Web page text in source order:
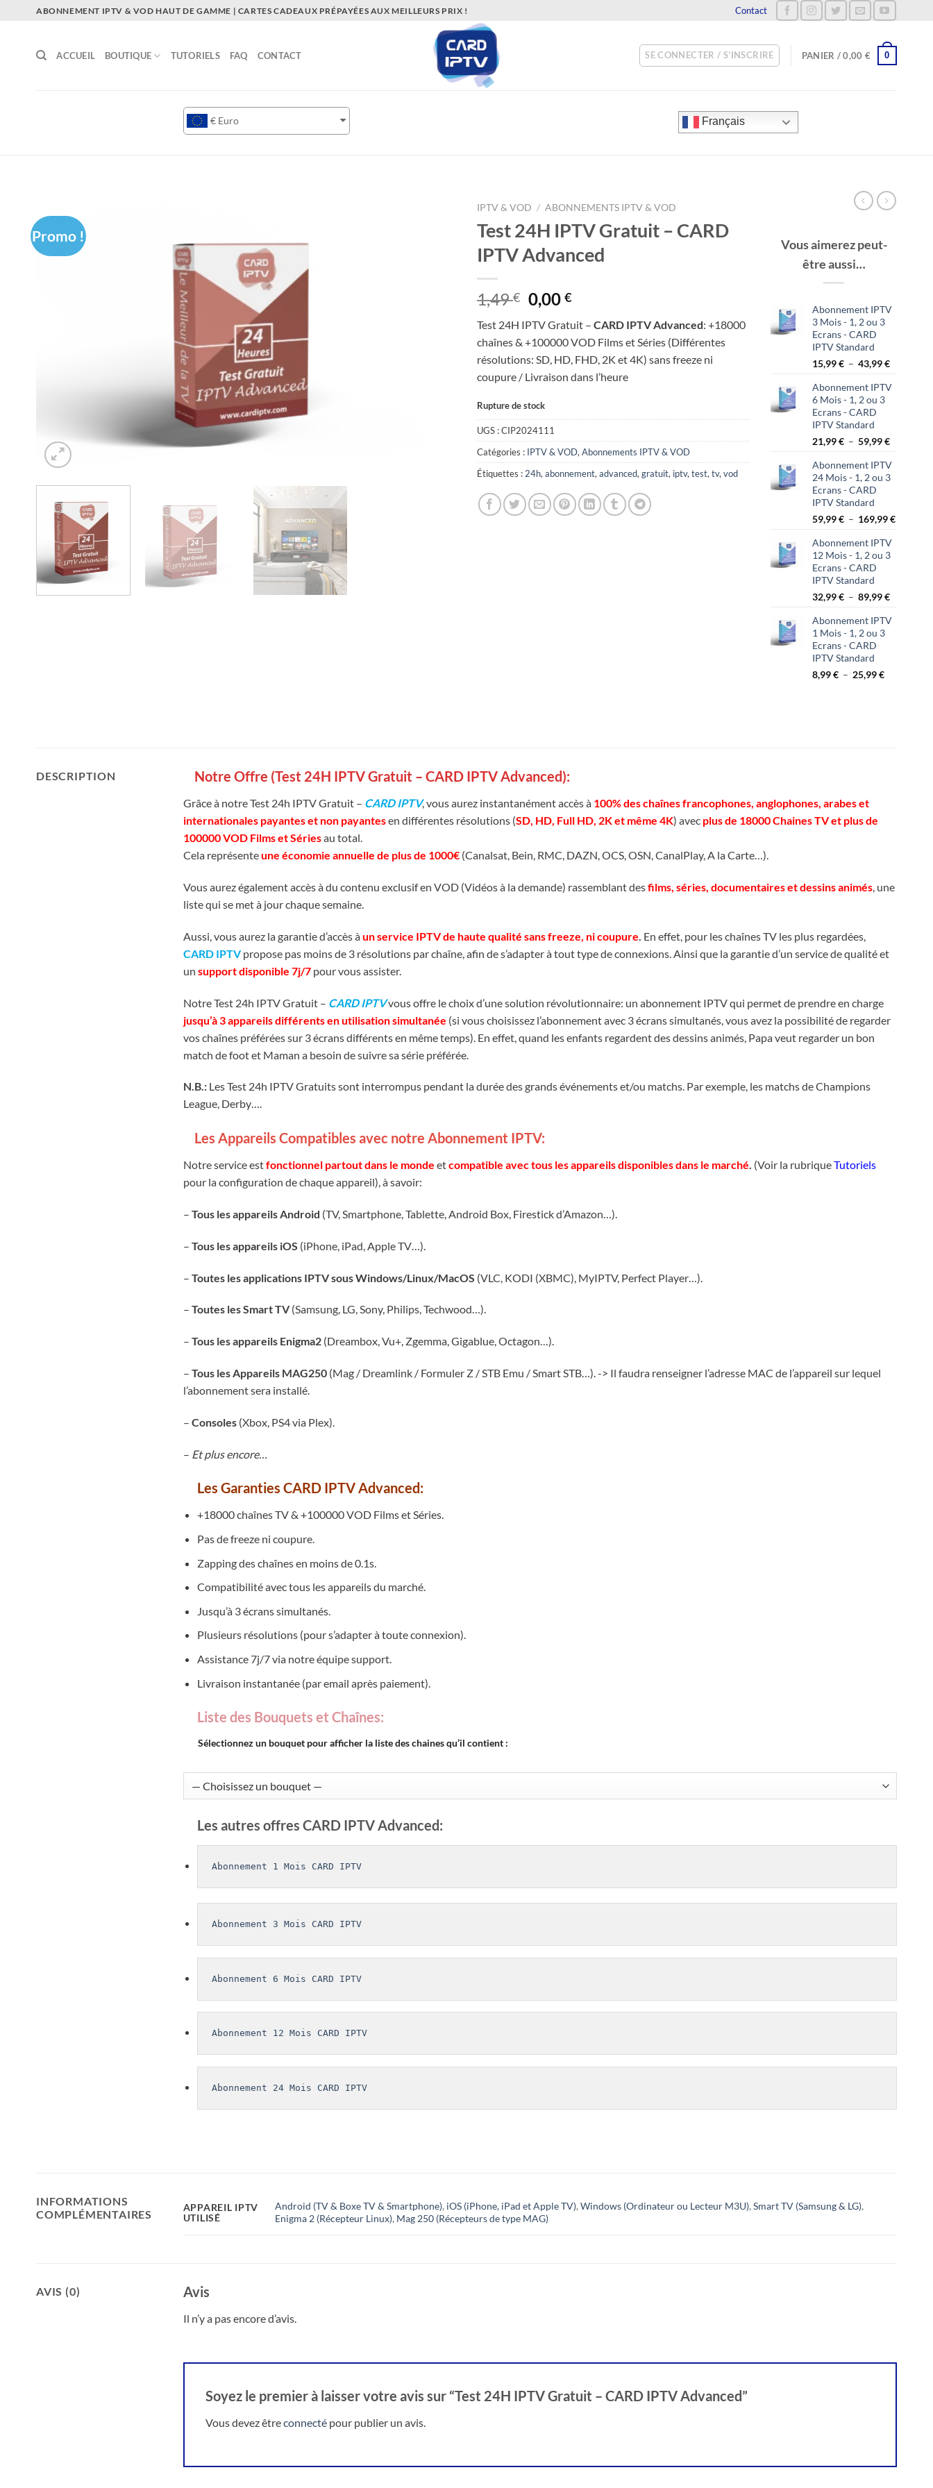
ABONNEMENT IPTV & VOD HAUT DE GAMME | CARTES CADEAUX PRÉPAYÉES AUX MEILLEURS PRIX ! Contact
ACCUEIL BOUTIQUE TUTORIELS FAQ CONTACT SE CONNECTER / S’INSCRIRE PANIER /0,00 € 0
€ Euro Français
Promo !
IPTV & VOD / ABONNEMENTS IPTV & VOD
Test 24H IPTV Gratuit – CARD
IPTV Advanced
1,49€ Le
prix
initial
était :
1,49 €.
0,00€Le
actuel
est :
0,00 €.
Test 24H IPTV Gratuit – CARD IPTV Advanced: +18000
chaînes & +100000 VOD Films et Séries (Différentes
résolutions: SD, HD, FHD, 2K et 4K) sans freeze ni
coupure / Livraison dans l’heure
Rupture de stock
UGS :CIP2024111
Catégories : IPTV & VOD,Abonnements IPTV & VOD
Étiquettes :24h,abonnement,advanced,gratuit, iptv,test,tv,vod
Vous aimerez peut-
être aussi…
Abonnement IPTV
3 Mois - 1, 2 ou 3
Ecrans - CARD
IPTV Standard
15,99€ – 43,99€Plage
prix :
Abonnement IPTV
6 Mois - 1, 2 ou 3
Ecrans - CARD
IPTV Standard
21,99€ – 59,99€Plage
prix :
21,99 €
Abonnement IPTV
24 Mois - 1, 2 ou 3
Ecrans - CARD
IPTV Standard
59,99€ – 169,99€Plage
Abonnement IPTV
12 Mois - 1, 2 ou 3
Ecrans - CARD
IPTV Standard
32,99€ – 89,99€Plage
prix :
Abonnement IPTV
1 Mois - 1, 2 ou 3
Ecrans - CARD
IPTV Standard
8,99€ – 25,99€Plage
DESCRIPTION Notre Offre (Test 24H IPTV Gratuit – CARD IPTV Advanced):
Grâce à notre Test 24h IPTV Gratuit – CARD IPTV, vous aurez instantanément accès à 100% des chaînes francophones, anglophones, arabes et
internationales payantes et non payantesen différentes résolutions (SD, HD, Full HD, 2K et même 4K) avec plus de 18000 Chaines TV et plus de
100000 VOD Films et Sériesau total.
Cela représenteune économie annuelle de plus de 1000€(Canalsat, Bein, RMC, DAZN, OCS, OSN, CanalPlay, A la Carte…).
Vous aurez également accès à du contenu exclusif en VOD (Vidéos à la demande) rassemblant desfilms, séries, documentaires et dessins animés, une
liste qui se met à jour chaque semaine.
Aussi, vous aurez la garantie d’accès àun service IPTV de haute qualité sans freeze, ni coupure. En effet, pour les chaînes TV les plus regardées,
CARD IPTVpropose pas moins de 3 résolutions par chaîne, afin de s’adapter à tout type de connexions. Ainsi que la garantie d’un service de qualité et
un support disponible 7j/7pour vous assister.
Notre Test 24h IPTV Gratuit – CARD IPTVvous offre le choix d’une solution révolutionnaire: un abonnement IPTV qui permet de prendre en charge
jusqu’à 3 appareils différents en utilisation simultanée (si vous choisissez l’abonnement avec 3 écrans simultanés, vous avez la possibilité de regarder
vos chaînes préférées sur 3 écrans différents en même temps). En effet, quand les enfants regardent des dessins animés, Papa veut regarder un bon
match de foot et Maman a besoin de suivre sa série préférée.
N.B.:Les Test 24h IPTV Gratuits sont interrompus pendant la durée des grands événements et/ou matchs. Par exemple, les matchs de Champions
League, Derby….
Les Appareils Compatibles avec notre Abonnement IPTV:
Notre service estfonctionnel partout dans le monde etcompatible avec tous les appareils disponibles dans le marché. (Voir la rubriqueTutoriels
pour la configuration de chaque appareil), à savoir:
– Tous les appareils Android (TV, Smartphone, Tablette, Android Box, Firestick d’Amazon…).
– Tous les appareils iOS (iPhone, iPad, Apple TV…).
– Toutes les applications IPTV sous Windows/Linux/MacOS (VLC, KODI (XBMC), MyIPTV, Perfect Player…).
– Toutes les Smart TV(Samsung, LG, Sony, Philips, Techwood…).
– Tous les appareils Enigma2(Dreambox, Vu+, Zgemma, Gigablue, Octagon…).
– Tous les Appareils MAG250(Mag / Dreamlink / Formuler Z / STB Emu / Smart STB…). -> Il faudra renseigner l’adresse MAC de l’appareil sur lequel
l’abonnement sera installé.
– Consoles(Xbox, PS4 via Plex).
– Et plus encore…
Les Garanties CARD IPTV Advanced:
+18000 chaînes TV & +100000 VOD Films et Séries.
Pas de freeze ni coupure.
Zapping des chaînes en moins de 0.1s.
Compatibilité avec tous les appareils du marché.
Jusqu’à 3 écrans simultanés.
Plusieurs résolutions (pour s’adapter à toute connexion).
Assistance 7j/7 via notre équipe support.
Livraison instantanée (par email après paiement).
Liste des Bouquets et Chaînes:
Sélectionnez un bouquet pour afficher la liste des chaines qu’il contient :
Les autres offres CARD IPTV Advanced:
Abonnement 1 Mois CARD IPTV
Abonnement 3 Mois CARD IPTV
Abonnement 6 Mois CARD IPTV
Abonnement 12 Mois CARD IPTV
Abonnement 24 Mois CARD IPTV
INFORMATIONS
COMPLÉMENTAIRES
APPAREIL IPTV
UTILISÉ
Android (TV & Boxe TV & Smartphone), iOS (iPhone, iPad et Apple TV), Windows (Ordinateur ou Lecteur M3U), Smart TV (Samsung & LG),
Enigma 2 (Récepteur Linux), Mag 250 (Récepteurs de type MAG)
AVIS (0) Avis
Il n’y a pas encore d’avis.
Soyez le premier à laisser votre avis sur “Test 24H IPTV Gratuit – CARD IPTV Advanced”
Vous devez êtreconnectépour publier un avis.